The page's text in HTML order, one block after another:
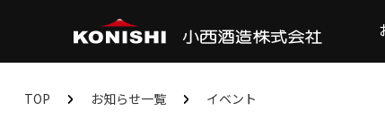
TOP お知らせ一覧 イベント